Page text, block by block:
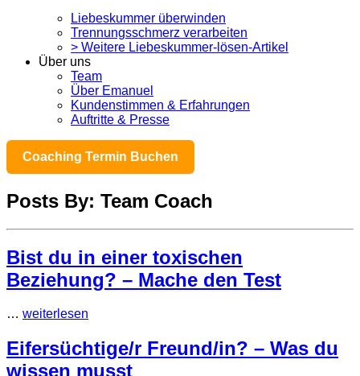
Liebeskummer überwinden
Trennungsschmerz verarbeiten
> Weitere Liebeskummer-lösen-Artikel
Über uns
Team
Über Emanuel
Kundenstimmen & Erfahrungen
Auftritte & Presse
Coaching Termin Buchen
Posts By: Team Coach
Bist du in einer toxischen
Beziehung? – Mache den Test
… weiterlesen
Eifersüchtige/r Freund/in? – Was du
wissen musst